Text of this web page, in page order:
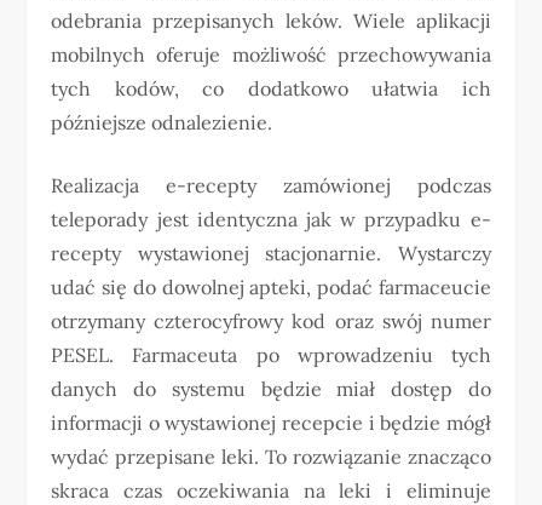
odebrania przepisanych leków. Wiele aplikacji
mobilnych oferuje możliwość przechowywania
tych kodów, co dodatkowo ułatwia ich
późniejsze odnalezienie.
Realizacja e-recepty zamówionej podczas
teleporady jest identyczna jak w przypadku e-
recepty wystawionej stacjonarnie. Wystarczy
udać się do dowolnej apteki, podać farmaceucie
otrzymany czterocyfrowy kod oraz swój numer
PESEL. Farmaceuta po wprowadzeniu tych
danych do systemu będzie miał dostęp do
informacji o wystawionej recepcie i będzie mógł
wydać przepisane leki. To rozwiązanie znacząco
skraca czas oczekiwania na leki i eliminuje